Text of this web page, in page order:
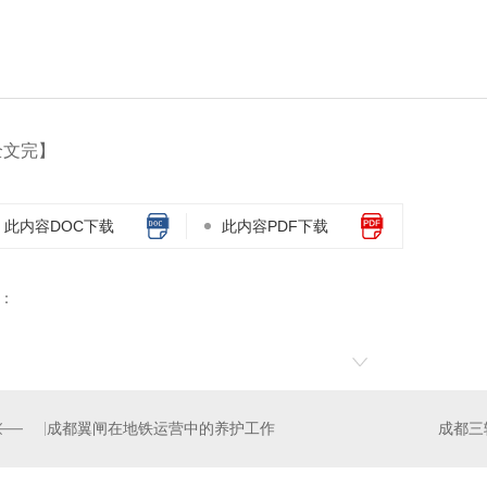
完】
此内容DOC下载 此内容PDF下载
成都翼闸在地铁运营中的养护工作